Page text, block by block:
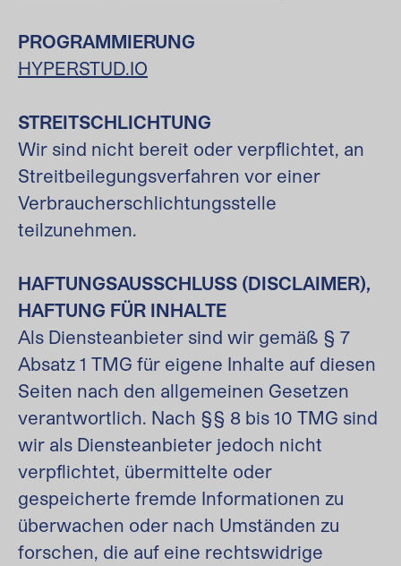
PROGRAMMIERUNG
HYPERSTUD.IO
STREITSCHLICHTUNG
Wir sind nicht bereit oder verpflichtet, an
Streitbeilegungsverfahren vor einer
Verbraucherschlichtungsstelle
teilzunehmen.
HAFTUNGSAUSSCHLUSS (DISCLAIMER),
HAFTUNG FÜR INHALTE
Als Diensteanbieter sind wir gemäß § 7
Absatz 1 TMG für eigene Inhalte auf diesen
Seiten nach den allgemeinen Gesetzen
verantwortlich. Nach §§ 8 bis 10 TMG sind
wir als Diensteanbieter jedoch nicht
verpflichtet, übermittelte oder
gespeicherte fremde Informationen zu
überwachen oder nach Umständen zu
forschen, die auf eine rechtswidrige